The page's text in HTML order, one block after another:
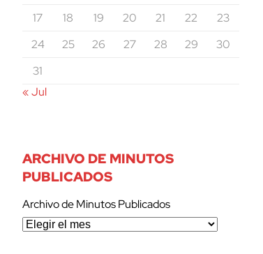
17
18 19 20 21 22
23
24
25 26 27 28 29
30
31
« Jul
ARCHIVO DE MINUTOS
PUBLICADOS
Archivo de Minutos Publicados